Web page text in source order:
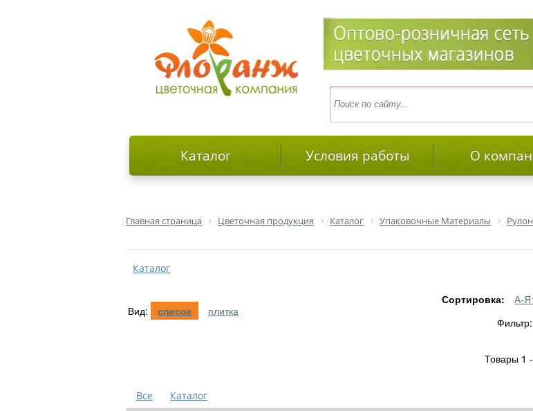
Каталог Условия работы О
Главная страница Цветочная продукция Каталог Упаковочные Материалы
Каталог
Вид: список плитка
Сортировка: А-Я
Фильтр:
Товары 1
Все Каталог